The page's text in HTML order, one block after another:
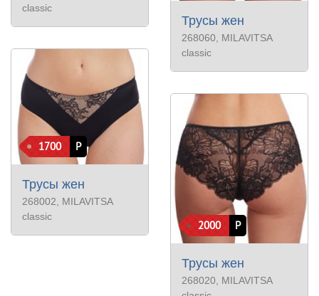
classic
1700 Р
Трусы жен
268002 , MILAVITSA
classic
Трусы жен
268060, MILAVITSA
classic
2000 Р
Трусы жен
268020 , MILAVITSA